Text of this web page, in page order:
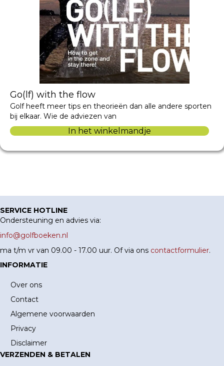
Go(lf) with the flow
Golf heeft meer tips en theorieën dan alle andere sporten
bij elkaar. Wie de adviezen van
In het winkelmandje
SERVICE HOTLINE
Ondersteuning en advies via:
info@golfboeken.nl
ma t/m vr van 09.00 - 17.00 uur. Of via ons contactformulier.
INFORMATIE
Over ons
Contact
Algemene voorwaarden
Privacy
Disclaimer
VERZENDEN & BETALEN